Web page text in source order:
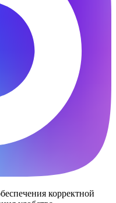
корректной